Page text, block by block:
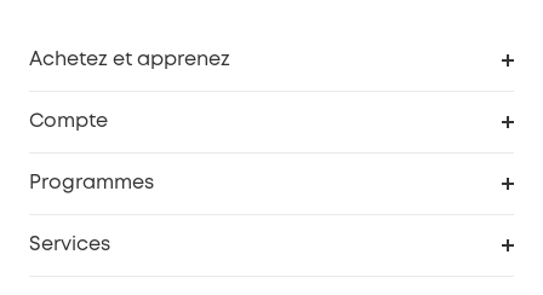
Achetez et apprenez
Compte
Programmes
Services